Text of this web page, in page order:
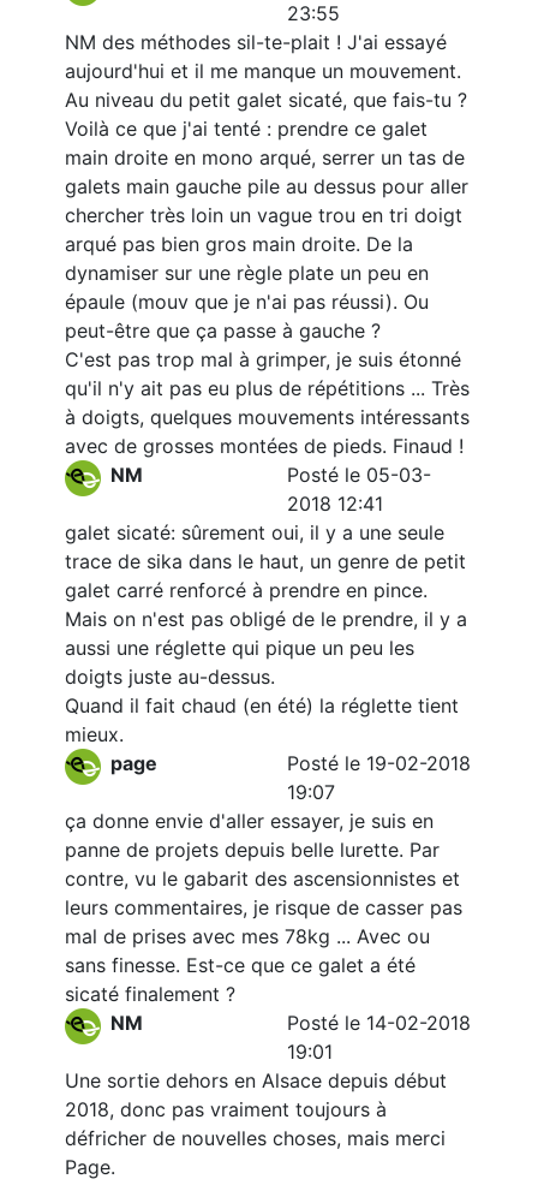
23:55
NM des méthodes sil-te-plait ! J'ai essayé
aujourd'hui et il me manque un mouvement.
Au niveau du petit galet sicaté, que fais-tu ?
Voilà ce que j'ai tenté : prendre ce galet
main droite en mono arqué, serrer un tas de
galets main gauche pile au dessus pour aller
chercher très loin un vague trou en tri doigt
arqué pas bien gros main droite. De la
dynamiser sur une règle plate un peu en
épaule (mouv que je n'ai pas réussi). Ou
peut-être que ça passe à gauche ?
C'est pas trop mal à grimper, je suis étonné
qu'il n'y ait pas eu plus de répétitions ... Très
à doigts, quelques mouvements intéressants
avec de grosses montées de pieds. Finaud !
NM
Posté le 05-03-
2018 12:41
galet sicaté: sûrement oui, il y a une seule
trace de sika dans le haut, un genre de petit
galet carré renforcé à prendre en pince.
Mais on n'est pas obligé de le prendre, il y a
aussi une réglette qui pique un peu les
doigts juste au-dessus.
Quand il fait chaud (en été) la réglette tient
mieux.
page
Posté le 19-02-2018
19:07
ça donne envie d'aller essayer, je suis en
panne de projets depuis belle lurette. Par
contre, vu le gabarit des ascensionnistes et
leurs commentaires, je risque de casser pas
mal de prises avec mes 78kg ... Avec ou
sans finesse. Est-ce que ce galet a été
sicaté finalement ?
NM
Posté le 14-02-2018
19:01
Une sortie dehors en Alsace depuis début
2018, donc pas vraiment toujours à
défricher de nouvelles choses, mais merci
Page.